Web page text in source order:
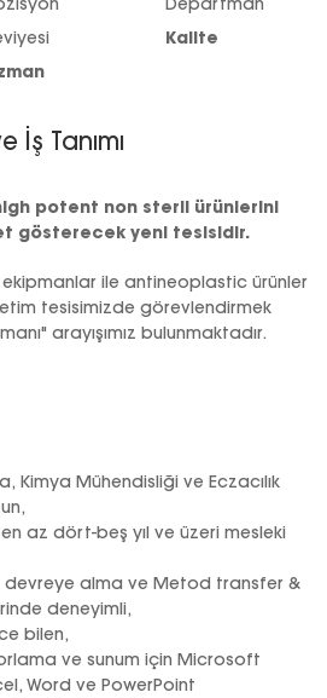
Kalite
İş Tanımı
high potent non steril ürünlerini
gösterecek yeni tesisidir.
ile antineoplastic ürünler
tesisimizde görevlendirmek
arayışımız bulunmaktadır.
Kimya Mühendisliği ve Eczacılık
az dört-beş yıl ve üzeri mesleki
devreye alma ve Metod transfer &
deneyimli,
bilen,
ve sunum için Microsoft
Word ve PowerPoint